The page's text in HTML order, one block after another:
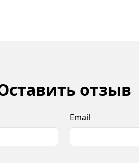
отзыв
Email